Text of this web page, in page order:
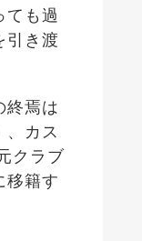
ても過
引き渡
終焉は
、カス
クラブ
移籍す